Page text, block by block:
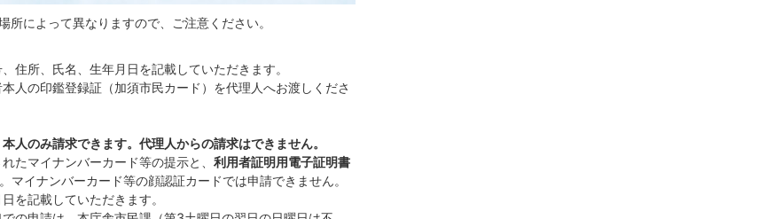
によって異なりますので、ご注意ください。
住所、氏名、生年月日を記載していただきます。
人の印鑑登録証（加須市民カード）を代理人へお渡しくださ
本人のみ請求できます。代理人からの請求はできません。
たマイナンバーカード等の提示と、 利用者証明用電子証明書
マイナンバーカード等の顔認証カードでは申請できません。
を記載していただきます。